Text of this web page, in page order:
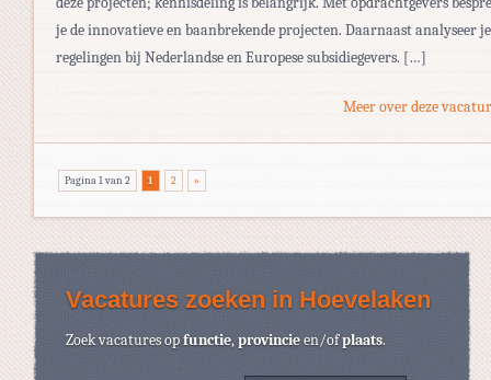
je de innovatieve en baanbrekende projecten. Daarnaast analyseer
regelingen bij Nederlandse en Europese subsidiegevers. […]
Meer over deze
Pagina 1 van 2 1 2 »
Vacatures zoeken in Hoevelaken
Zoek vacatures opfunctie,provincieen/ofplaats.